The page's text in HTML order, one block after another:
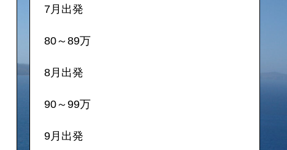
7月出発
80～89万
8月出発
90～99万
9月出発